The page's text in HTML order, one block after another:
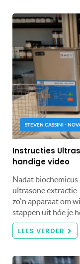
STEVEN CASSINI -
Instructies
handige video
Nadat biochemicus
ultrasone
zo'n apparaat om
stappen uit hóe je
LEES VERDER